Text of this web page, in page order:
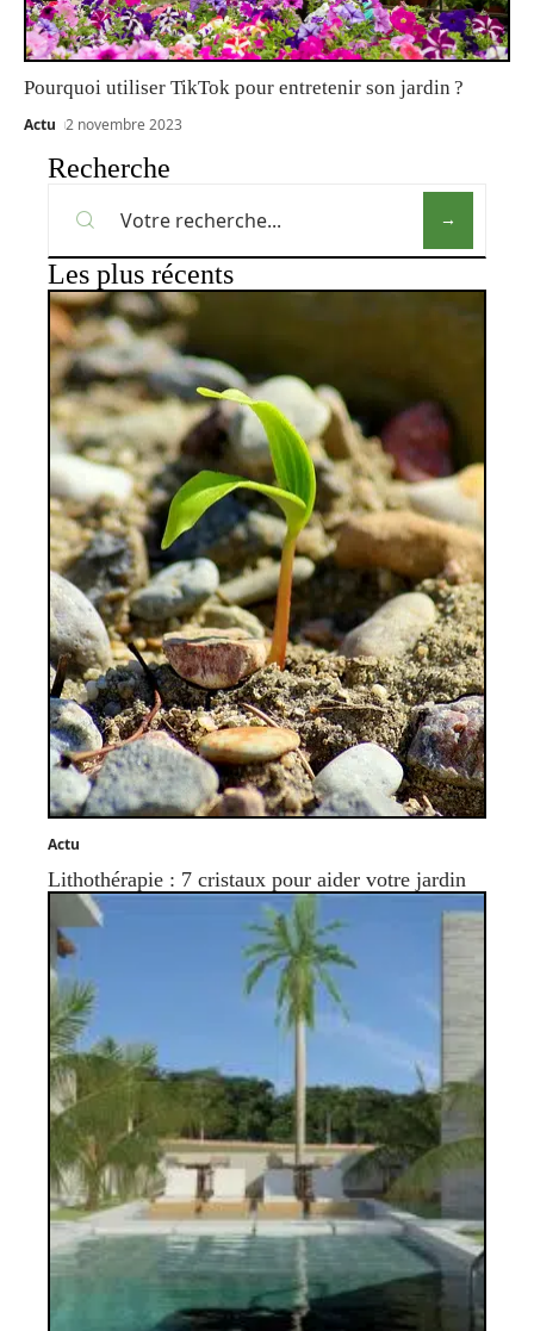
Pourquoi utiliser TikTok pour entretenir son jardin ?
Actu 2 novembre 2023
Recherche
Les plus récents
Actu
Lithothérapie : 7 cristaux pour aider votre jardin